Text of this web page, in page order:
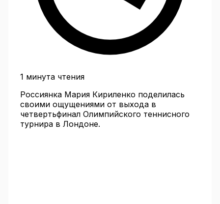
1 минута чтения
Россиянка Мария Кириленко поделилась
своими ощущениями от выхода в
четвертьфинал Олимпийского теннисного
турнира в Лондоне.